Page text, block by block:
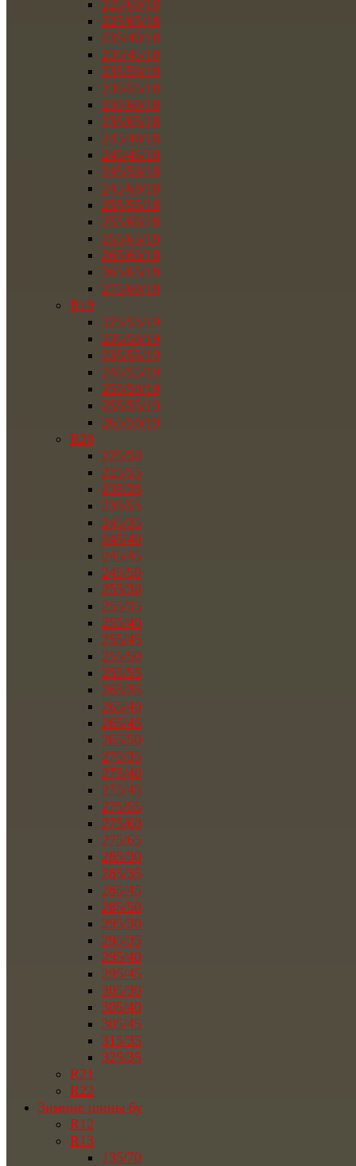
225/60/18
225/65/18
235/40/18
235/45/18
235/50/18
235/55/18
235/60/18
235/65/18
245/40/18
245/45/18
245/50/18
245/60/18
255/55/18
255/60/18
255/65/18
265/60/18
265/65/18
275/60/18
R19
225/55/19
235/50/19
235/55/19
245/55/19
255/50/19
255/55/19
265/50/19
R20
225/50
225/55
235/35
235/55
245/35
245/40
245/45
245/50
255/30
255/35
255/40
255/45
255/50
255/55
265/35
265/40
265/45
265/50
275/35
275/40
275/45
275/55
275/60
275/65
285/30
285/35
285/45
285/50
295/30
295/35
295/40
295/45
305/30
305/40
305/45
315/35
325/35
R21
R22
Зимние шины бу
R12
R13
135/70